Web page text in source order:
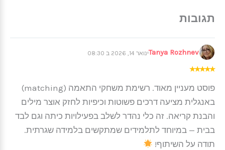
Tanya Rozhnevינואר 14, 2026 ב 08:30
★
★
★
★
★
פוסט מעניין מאוד. רשימת משחקי התאמה (matching)
באנגלית מציעה דרכים פשוטות וכיפיות לחזק אוצר מילים
והבנת קריאה. זה כלי נהדר לשלב בפעילויות כיתה וגם לבד
בבית — במיוחד לתלמידים שמתקשים בלמידה שגרתית.
תודה על השיתוף!